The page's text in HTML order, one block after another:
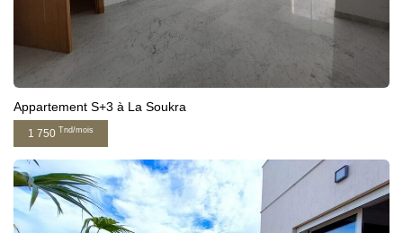
Appartement S+3 à La Soukra
1 750 Tnd/mois